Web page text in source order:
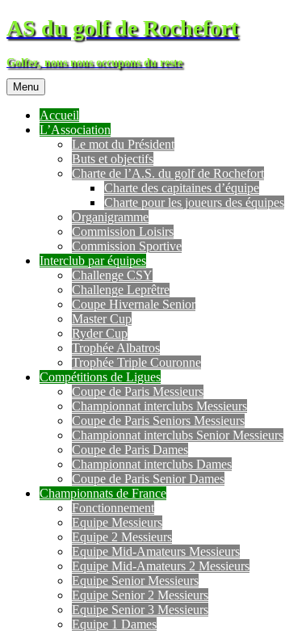
AS du golf de Rochefort
Golfez, nous nous occupons du reste
Menu
Accueil
L’Association
Le mot du Président
Buts et objectifs
Charte de l’A.S. du golf de Rochefort
Charte des capitaines d’équipe
Charte pour les joueurs des équipes
Organigramme
Commission Loisirs
Commission Sportive
Interclub par équipes
Challenge CSY
Challenge Leprêtre
Coupe Hivernale Senior
Master Cup
Ryder Cup
Trophée Albatros
Trophée Triple Couronne
Compétitions de Ligues
Coupe de Paris Messieurs
Championnat interclubs Messieurs
Coupe de Paris Seniors Messieurs
Championnat interclubs Senior Messieurs
Coupe de Paris Dames
Championnat interclubs Dames
Coupe de Paris Senior Dames
Championnats de France
Fonctionnement
Equipe Messieurs
Equipe 2 Messieurs
Equipe Mid-Amateurs Messieurs
Equipe Mid-Amateurs 2 Messieurs
Equipe Senior Messieurs
Equipe Senior 2 Messieurs
Equipe Senior 3 Messieurs
Equipe 1 Dames